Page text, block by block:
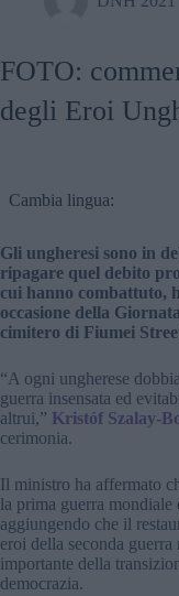
FOTO:
degli Eroi
Cambia lingua:
Gli ungheresi sono in
ripagare quel debito
cui hanno combattuto,
occasione della
cimitero di Fiumei
“A ogni ungherese
guerra insensata ed
altrui,” Kristóf Szalay-
cerimonia.
Il ministro ha affermato
la prima guerra
aggiungendo che il
eroi della seconda
importante della
democrazia.